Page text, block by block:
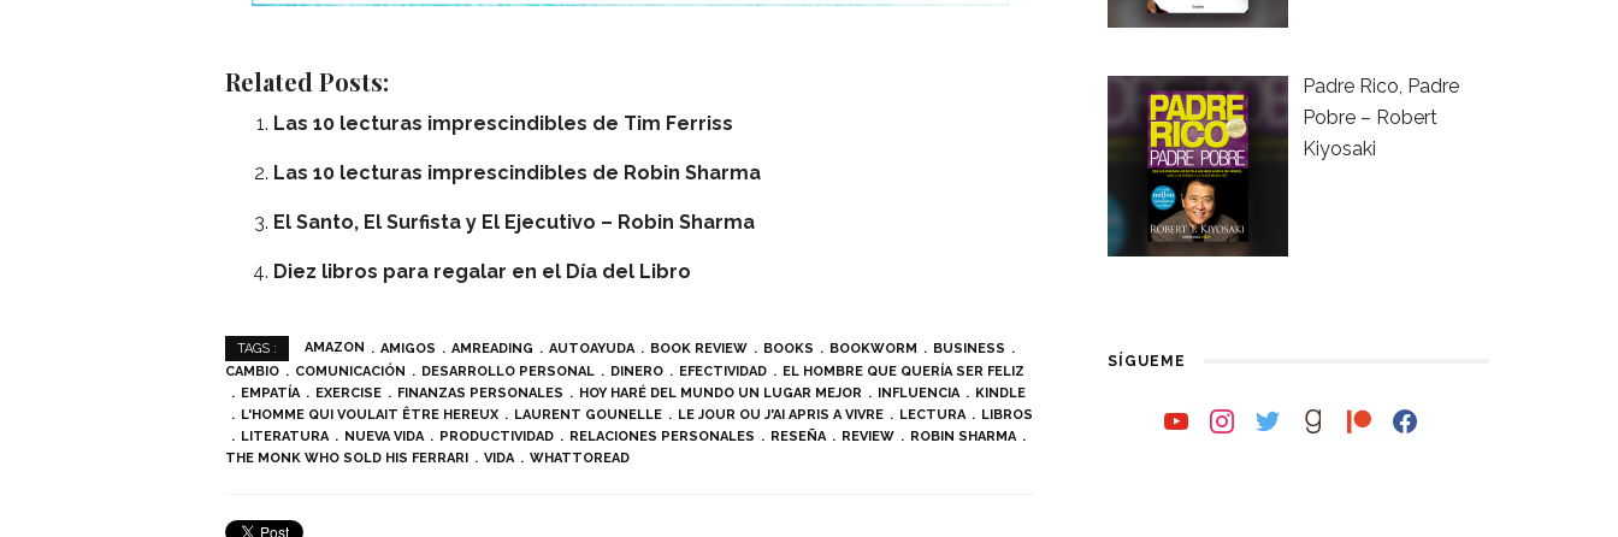
Related Posts:
Las 10 lecturas imprescindibles de Tim Ferriss
Las 10 lecturas imprescindibles de Robin Sharma
El Santo, El Surfista y El Ejecutivo – Robin Sharma
Diez libros para regalar en el Día del Libro
TAGS : AMAZON AMIGOS AMREADING AUTOAYUDA BOOK REVIEW BOOKS BOOKWORM
BUSINESS
CAMBIO
COMUNICACIÓN DESARROLLO PERSONAL DINERO EFECTIVIDAD
EL HOMBRE QUE QUERÍA SER FELIZ
EMPATÍA
EXERCISE FINANZAS PERSONALES HOY HARÉ DEL MUNDO UN LUGAR MEJOR INFLUENCIA
KINDLE
L'HOMME QUI VOULAIT ÊTRE HEREUX
LAURENT GOUNELLE LE JOUR OU J'AI APRIS A VIVRE LECTURA
LIBROS
LITERATURA
NUEVA VIDA PRODUCTIVIDAD RELACIONES PERSONALES RESEÑA REVIEW
ROBIN SHARMA
THE MONK WHO SOLD HIS FERRARI
VIDA WHATTOREAD
Padre Rico, Padre
Pobre – Robert
Kiyosaki
SÍGUEME
youtubeinstagramtwittergoodreads
patreonfacebook